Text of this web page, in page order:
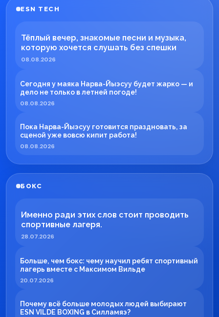
ESN TECH
Тёплый вечер, знакомые песни и музыка,
которую хочется слушать без спешки
08.08.2026
Сегодня у маяка Нарва-Йыэсуу будет жарко — и
дело не только в летней погоде!
08.08.2026
Пока Нарва-Йыэсуу готовится праздновать, за
сценой уже вовсю кипит работа!
08.08.2026
БОКС
Именно ради этих слов стоит проводить
спортивные лагеря.
28.07.2026
Больше, чем бокс: чему научил ребят спортивный
лагерь вместе с Максимом Вильде
20.07.2026
Почему всё больше молодых людей выбирают
ESN VILDE BOXING в Силламяэ?